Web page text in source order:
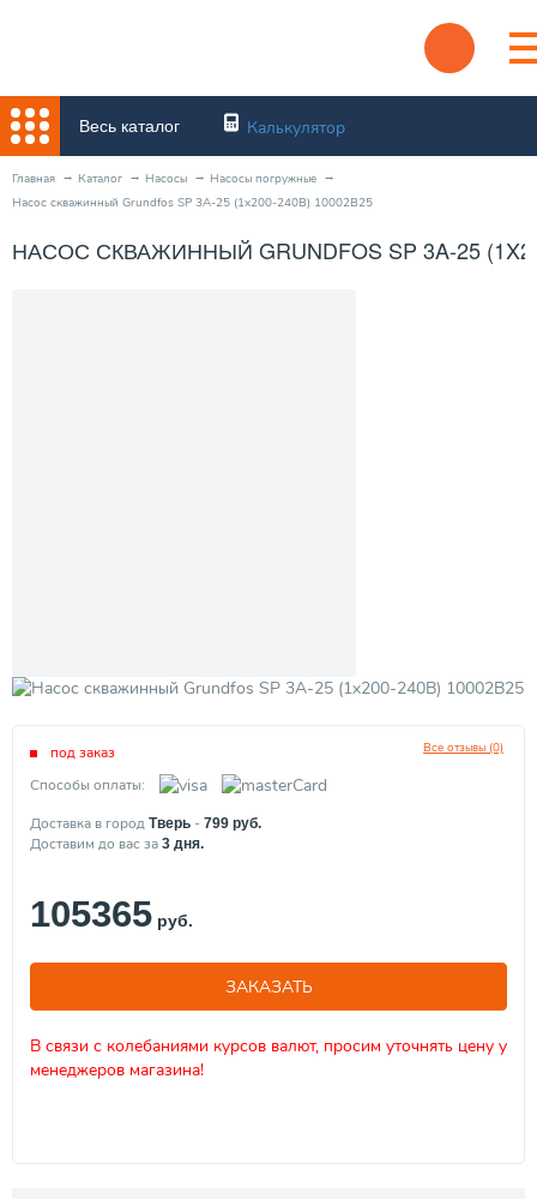
Весь каталог Калькулятор
Главная Каталог Насосы
Насосы погружные
Насос скважинный Grundfos SP 3A-25 (1x200-240В) 10002B25
НАСОС СКВАЖИННЫЙ GRUNDFOS SP 3A-25
Все отзывы (0)
под заказ
Способы оплаты:
Доставка в город Тверь - 799 руб.
Доставим до вас за 3 дня.
105365 руб.
ЗАКАЗАТЬ
В связи с колебаниями курсов валют, просим уточнять цену у
менеджеров магазина!